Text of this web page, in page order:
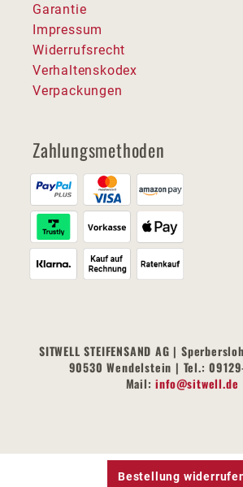
Garantie
Impressum
Widerrufsrecht
Verhaltenskodex
Verpackungen
Zahlungsmethoden
SITWELL STEIFENSAND AG |
90530 Wendelstein | Tel.:
Mail:info@sitwell.de
Bestellung